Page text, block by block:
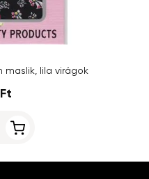
maslik, lila virágok